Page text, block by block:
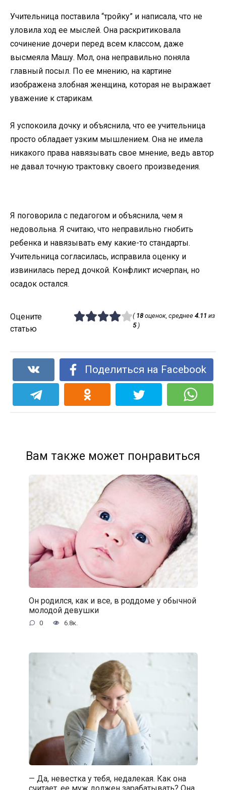
Учительница поставила “тройку” и написала, что не
уловила ход ее мыслей. Она раскритиковала
сочинение дочери перед всем классом, даже
высмеяла Машу. Мол, она неправильно поняла
главный посыл. По ее мнению, на картине
изображена злобная женщина, которая не выражает
уважение к старикам.
Я успокоила дочку и объяснила, что ее учительница
просто обладает узким мышлением. Она не имела
никакого права навязывать свое мнение, ведь автор
не давал точную трактовку своего произведения.
Я поговорила с педагогом и объяснила, чем я
недовольна. Я считаю, что неправильно гнобить
ребенка и навязывать ему какие-то стандарты.
Учительница согласилась, исправила оценку и
извинилась перед дочкой. Конфликт исчерпан, но
осадок остался.
Оцените
статью
( 18оценок, среднее 4.11 из
5)
Поделиться на Facebook
Вам также может понравиться
Он родился, как и все, в роддоме у обычной
молодой девушки
0 6.8к.
— Да, невестка у тебя, недалекая. Как она
считает, ее муж должен зарабатывать? Она